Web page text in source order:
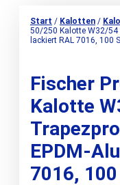
Start / Kalotten /
50/250 Kalotte W32/54
lackiert RAL 7016, 100
Fischer
Kalotte
EPDM-
7016,